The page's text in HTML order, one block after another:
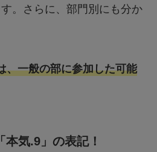
。さらに、部門別にも分か
、一般の部に参加した可能
気.9」の表記！